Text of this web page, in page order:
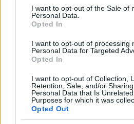
consent section.
I want to opt-out of the Sale of
Personal Data.
Opted In
I want to opt-out of processing
Personal Data for Targeted
Opted In
I want to opt-out of Collection,
Retention, Sale, and/or
Personal Data that Is
Purposes for which it was
Opted Out
Το Clearly μπορείτε να
Web Store. Μόλις
εμφάνιση του στην πάνω δεξιά
συντόμευσης Ctrl+Alt+Right
Ctrl+⌘+Right Arrow για Mac),
οτιδήποτε μπορεί να